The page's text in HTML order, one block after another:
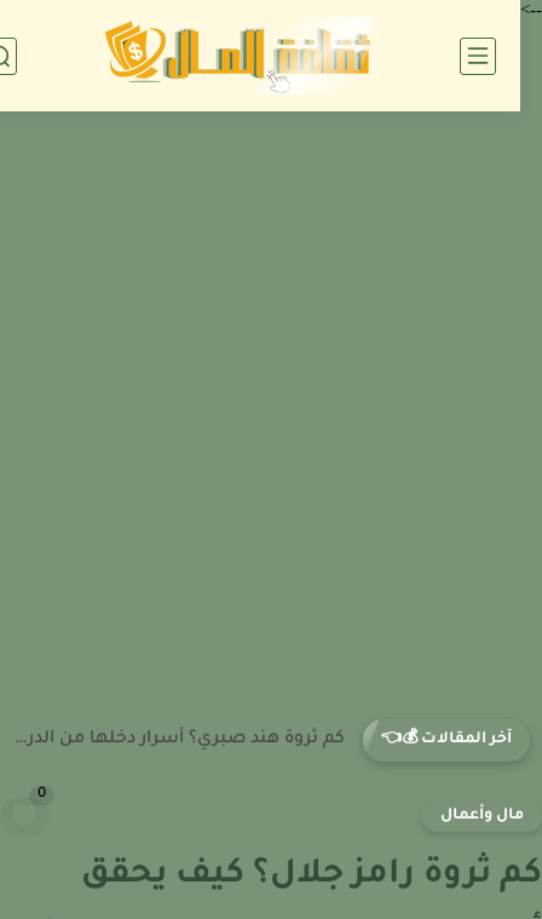
آخر المقالات 💰👈 كم راتب مساعد طيار في الإمارات؟ لماذا يعتبر من بين...
وأعمال
ثروة رامز جلال؟ كيف يحقق